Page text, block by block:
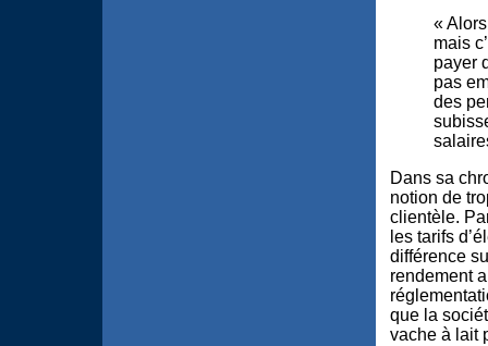
«
mais
payer
pas
des
Dans sa
notion de
clientèle.
les tarifs
différence
rendement
que la
vache à lait